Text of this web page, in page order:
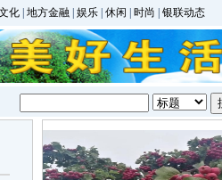
化 地方金融 娱乐 休闲 时尚 银联动态